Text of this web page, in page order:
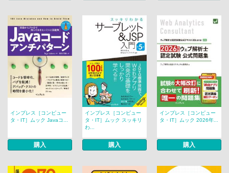
インプレス［コンピュー
タ・IT］ムック Javaコ...
購入
インプレス［コンピュー
タ・IT］ムック スッキリ
わ...
購入
インプレス［コンピュー
タ・IT］ムック 2026年...
購入